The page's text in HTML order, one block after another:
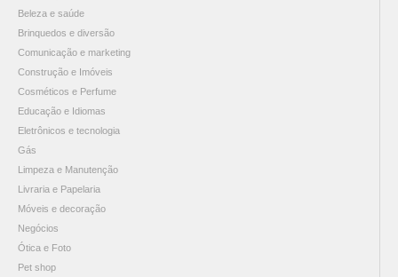
Beleza e saúde
Brinquedos e diversão
Comunicação e marketing
Construção e Imóveis
Cosméticos e Perfume
Educação e Idiomas
Eletrônicos e tecnologia
Gás
Limpeza e Manutenção
Livraria e Papelaria
Móveis e decoração
Negócios
Ótica e Foto
Pet shop